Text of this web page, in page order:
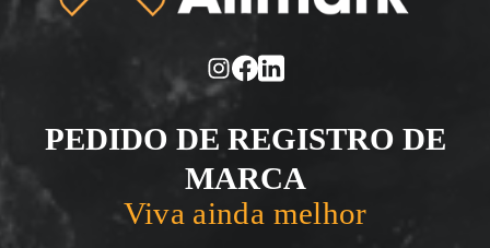
PEDIDO DE REGISTRO DE
MARCA
Viva ainda melhor